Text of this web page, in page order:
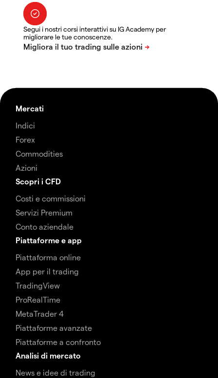
Segui i nostri corsi interattivi su IG Academy per
migliorare le tue conoscenze.
Mercati
Indici
Forex
Commodities
Azioni
Scopri i CFD
Costi e commissioni
Servizi Premium
Conto aziendale
Piattaforme e app
Piattaforma online
App per il trading
TradingView
ProRealTime
MetaTrader 4
Piattaforme avanzate
Piattaforme a confronto
Analisi di mercato
News e idee di trading